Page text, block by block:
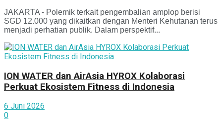
JAKARTA - Polemik terkait pengembalian amplop berisi
SGD 12.000 yang dikaitkan dengan Menteri Kehutanan terus
menjadi perhatian publik. Dalam perspektif...
ION WATER dan AirAsia HYROX Kolaborasi
Perkuat Ekosistem Fitness di Indonesia
6 Juni 2026
0